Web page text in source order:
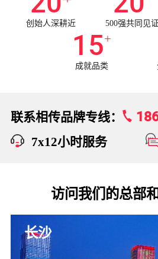
创始人深耕近 500强共同见证
15+
成就品类
联系相传品牌专线：
7x12小时服务
访问我们的总部
长沙